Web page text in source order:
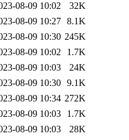
08-09 10:02
32K
08-09 10:27 8.1K
08-09 10:30 245K
08-09 10:02
1.7K
08-09 10:03
24K
08-09 10:30 9.1K
08-09 10:34 272K
08-09 10:03
1.7K
08-09 10:03
28K